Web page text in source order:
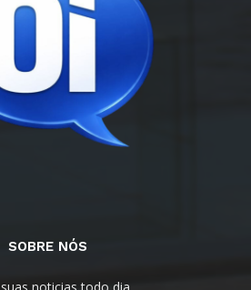
SOBRE NÓS
suas noticias todo dia